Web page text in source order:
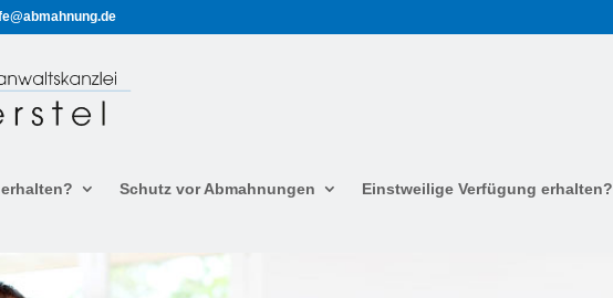
Schutz vor Abmahnungen Einstweilige Verfügung erhalten?